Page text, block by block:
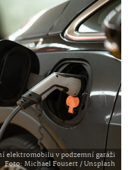
elektromobilu v podzemní garáži
Foto: Michael Fousert / Unsplash